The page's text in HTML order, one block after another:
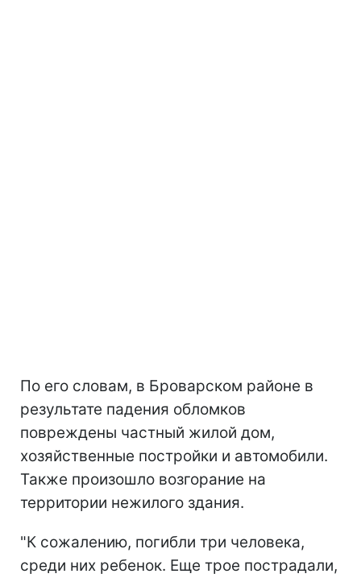
По его словам, в Броварском районе в
результате падения обломков
повреждены частный жилой дом,
хозяйственные постройки и автомобили.
Также произошло возгорание на
территории нежилого здания.
"К сожалению, погибли три человека,
среди них ребенок. Еще трое пострадали,